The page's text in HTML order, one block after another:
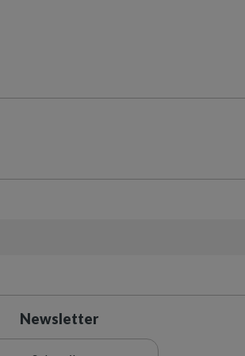
Newsletter